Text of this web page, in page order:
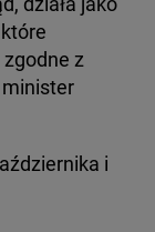
z
i